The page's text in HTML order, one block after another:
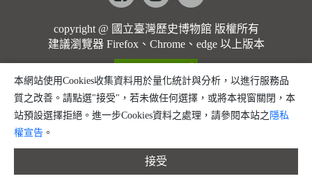
之歌】
copyright @ 國立臺灣歷史博物館 版權所有
建議瀏覽器 Firefox、Chrome、edge 以上版本
本網站使用Cookies收集資料用於量化統計與分析，以進行服務品
質之改善。請點選"接受"，若未做任何選擇，或將本視窗關閉，本
站預設選擇拒絕。進一步Cookies資料之處理，請參閱本站之 隱私
權宣告 。
接受